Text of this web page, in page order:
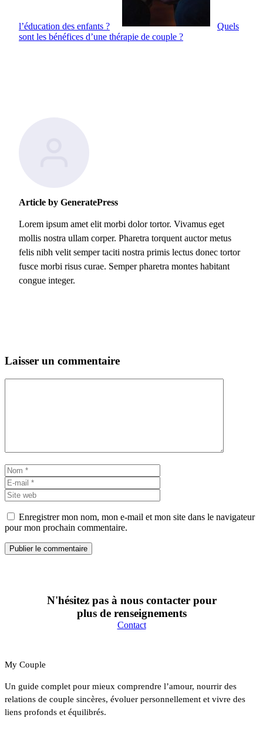
l’éducation des enfants ?
Quels
sont les bénéfices d’une thérapie de couple ?
Article by GeneratePress
Lorem ipsum amet elit morbi dolor tortor. Vivamus eget
mollis nostra ullam corper. Pharetra torquent auctor metus
felis nibh velit semper taciti nostra primis lectus donec tortor
fusce morbi risus curae. Semper pharetra montes habitant
congue integer.
Laisser un commentaire
Nom
mail
web
Enregistrer mon nom, mon e-mail et mon site dans le navigateur
pour mon prochain commentaire.
N'hésitez pas à nous contacter pour
plus de renseignements
Contact
My Couple
Un guide complet pour mieux comprendre l’amour, nourrir des
relations de couple sincères, évoluer personnellement et vivre des
liens profonds et équilibrés.